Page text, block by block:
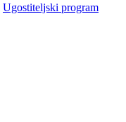
Ugostiteljski program